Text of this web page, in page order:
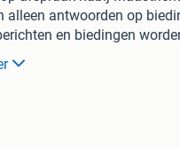
alleen antwoorden op
en biedingen
is ca. 5 jaar oud